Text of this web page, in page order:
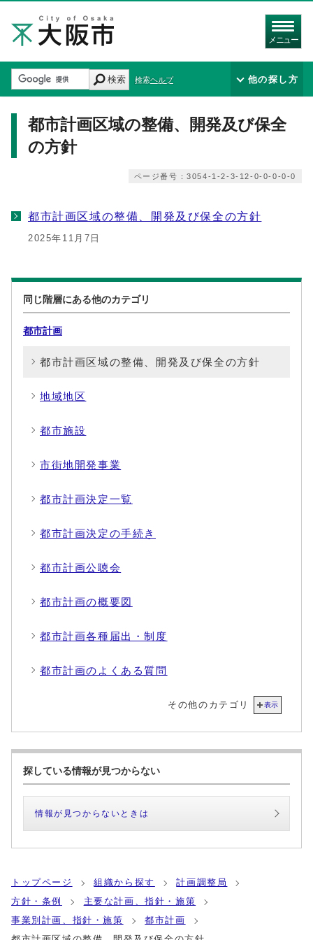
メニュー
検索 検索ヘルプ 他の探し方
都市計画区域の整備、開発及び保全
の方針
ページ番号：3054-1-2-3-12-0-0-0-0-0
都市計画区域の整備、開発及び保全の方針
2025年11月7日
同じ階層にある他のカテゴリ
都市計画
都市計画区域の整備、開発及び保全の方針
地域地区
都市施設
市街地開発事業
都市計画決定一覧
都市計画決定の手続き
都市計画公聴会
都市計画の概要図
都市計画各種届出・制度
都市計画のよくある質問
その他のカテゴリ 表示
探している情報が見つからない
情報が見つからないときは
トップページ 組織から探す
計画調整局
方針・条例
主要な計画、指針・施策
事業別計画、指針・施策
都市計画